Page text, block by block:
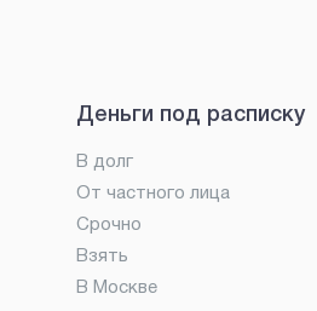
Деньги под расписку
В долг
От частного лица
Срочно
Взять
В Москве